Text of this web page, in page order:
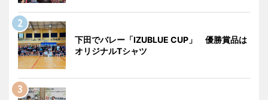
下田でバレー「IZUBLUE CUP」 優勝賞品は
オリジナルTシャツ